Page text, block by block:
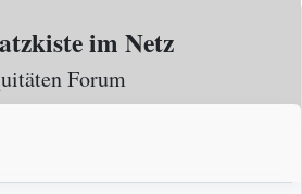
im Netz
Forum